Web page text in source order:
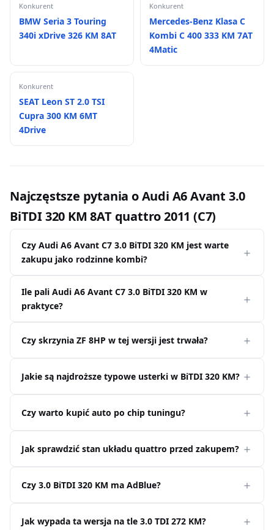
Konkurent
BMW Seria 3 Touring
340i xDrive 326 KM 8AT
Konkurent
Mercedes-Benz Klasa C
Kombi C 400 333 KM 7AT
4Matic
Konkurent
SEAT Leon ST 2.0 TSI
Cupra 300 KM 6MT
4Drive
Najczęstsze pytania o Audi A6 Avant 3.0
BiTDI 320 KM 8AT quattro 2011 (C7)
Czy Audi A6 Avant C7 3.0 BiTDI 320 KM jest warte
zakupu jako rodzinne kombi?
Ile pali Audi A6 Avant C7 3.0 BiTDI 320 KM w
praktyce?
Czy skrzynia ZF 8HP w tej wersji jest trwała?
Jakie są najdroższe typowe usterki w BiTDI 320 KM?
Czy warto kupić auto po chip tuningu?
Jak sprawdzić stan układu quattro przed zakupem?
Czy 3.0 BiTDI 320 KM ma AdBlue?
Jak wypada ta wersja na tle 3.0 TDI 272 KM?